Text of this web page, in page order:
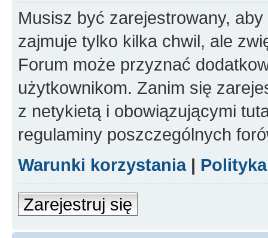
Musisz być zarejestrowany,
zajmuje tylko kilka chwil, ale
Forum może przyznać
użytkownikom. Zanim się
z netykietą i obowiązującymi
regulaminy poszczególnych
Warunki korzystania|
Zarejestruj się